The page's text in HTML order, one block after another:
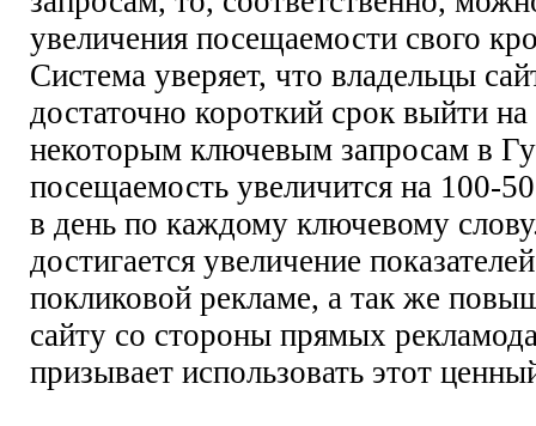
увеличения посещаемости свого
Система уверяет, что владельцы
достаточно короткий срок выйти
некоторым ключевым запросам в
посещаемость увеличится на 100-
в день по каждому ключевому
достигается увеличение
покликовой рекламе, а так же
сайту со стороны прямых
призывает использовать этот